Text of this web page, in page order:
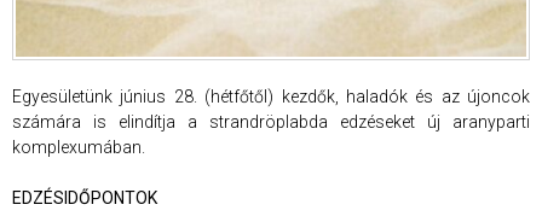
Egyesületünk június 28. (hétfőtől) kezdők, haladók és az újoncok
számára is elindítja a strandröplabda edzéseket új aranyparti
komplexumában.
EDZÉSIDŐPONTOK